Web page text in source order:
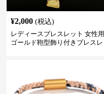
¥2,000 (税込)
レディースブレスレット 女性用
ゴールド鞄型飾り付きブレスレ